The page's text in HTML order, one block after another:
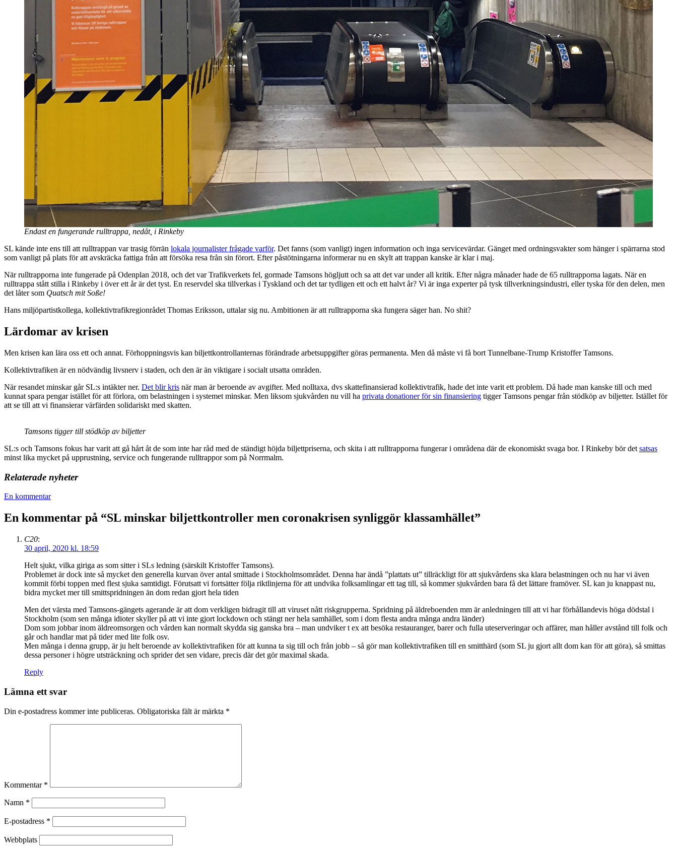
Endast en fungerande rulltrappa, nedåt, i Rinkeby
SL kände inte ens till att rulltrappan var trasig förrän lokala journalister frågade varför. Det fanns (som vanligt) ingen information och inga servicevärdar. Gänget med ordningsvakter som hänger i spärrarna stod
som vanligt på plats för att avskräcka fattiga från att försöka resa från sin förort. Efter påstötningarna informerar nu en skylt att trappan kanske är klar i maj.
När rulltrapporna inte fungerade på Odenplan 2018, och det var Trafikverkets fel, gormade Tamsons högljutt och sa att det var under all kritik. Efter några månader hade de 65 rulltrapporna lagats. När en
rulltrappa stått stilla i Rinkeby i över ett år är det tyst. En reservdel ska tillverkas i Tyskland och det tar tydligen ett och ett halvt år? Vi är inga experter på tysk tillverkningsindustri, eller tyska för den delen, men
det låter som Quatsch mit Soße!
Hans miljöpartistkollega, kollektivtrafikregionrådet Thomas Eriksson, uttalar sig nu. Ambitionen är att rulltrapporna ska fungera säger han. No shit?
Lärdomar av krisen
Men krisen kan lära oss ett och annat. Förhoppningsvis kan biljettkontrollanternas förändrade arbetsuppgifter göras permanenta. Men då måste vi få bort Tunnelbane-Trump Kristoffer Tamsons.
Kollektivtrafiken är en nödvändig livsnerv i staden, och den är än viktigare i socialt utsatta områden.
När resandet minskar går SL:s intäkter ner. Det blir kris när man är beroende av avgifter. Med nolltaxa, dvs skattefinansierad kollektivtrafik, hade det inte varit ett problem. Då hade man kanske till och med
kunnat spara pengar istället för att förlora, om belastningen i systemet minskar. Men liksom sjukvården nu vill ha privata donationer för sin finansiering tigger Tamsons pengar från stödköp av biljetter. Istället för
att se till att vi finansierar värfärden solidariskt med skatten.
Tamsons tigger till stödköp av biljetter
SL:s och Tamsons fokus har varit att gå hårt åt de som inte har råd med de ständigt höjda biljettpriserna, och skita i att rulltrapporna fungerar i områdena där de ekonomiskt svaga bor. I Rinkeby bör det satsas
minst lika mycket på upprustning, service och fungerande rulltrappor som på Norrmalm.
Relaterade nyheter
En kommentar
En kommentar på “SL minskar biljettkontroller men coronakrisen synliggör klassamhället”
C20:
30 april, 2020 kl. 18:59
Helt sjukt, vilka giriga as som sitter i SLs ledning (särskilt Kristoffer Tamsons).
Problemet är dock inte så mycket den generella kurvan över antal smittade i Stockholmsområdet. Denna har ändå ”plattats ut” tillräckligt för att sjukvårdens ska klara belastningen och nu har vi även
kommit förbi toppen med flest sjuka samtidigt. Förutsatt vi fortsätter följa riktlinjerna för att undvika folksamlingar ett tag till, så kommer sjukvården bara få det lättare framöver. SL kan ju knappast nu,
bidra mycket mer till smittspridningen än dom redan gjort hela tiden
Men det värsta med Tamsons-gängets agerande är att dom verkligen bidragit till att viruset nått riskgrupperna. Spridning på äldreboenden mm är anledningen till att vi har förhållandevis höga dödstal i
Stockholm (som sen många idioter skyller på att vi inte gjort lockdown och stängt ner hela samhället, som i dom flesta andra många andra länder)
Dom som jobbar inom äldreomsorgen och vården kan normalt skydda sig ganska bra – man undviker t ex att besöka restauranger, barer och fulla uteserveringar och affärer, man håller avstånd till folk och
går och handlar mat på tider med lite folk osv.
Men många i denna grupp, är ju helt beroende av kollektivtrafiken för att kunna ta sig till och från jobb – så gör man kollektivtrafiken till en smitthärd (som SL ju gjort allt dom kan för att göra), så smittas
dessa personer i högre utsträckning och sprider det sen vidare, precis där det gör maximal skada.
Reply
Lämna ett svar
Din e-postadress kommer inte publiceras. Obligatoriska fält är märkta *
Kommentar *
Namn *
E-postadress *
Webbplats